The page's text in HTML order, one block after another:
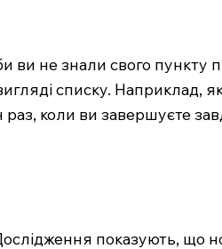
ви не знали свого
списку.
раз, коли ви завершуєте
показують, що